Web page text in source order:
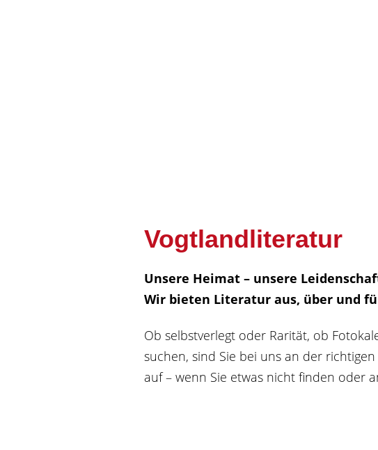
Vogtlandliteratur
Unsere Heimat – unsere
Wir bieten Literatur aus, über und
Ob selbstverlegt oder Rarität, ob
suchen, sind Sie bei uns an der
auf – wenn Sie etwas nicht finden oder